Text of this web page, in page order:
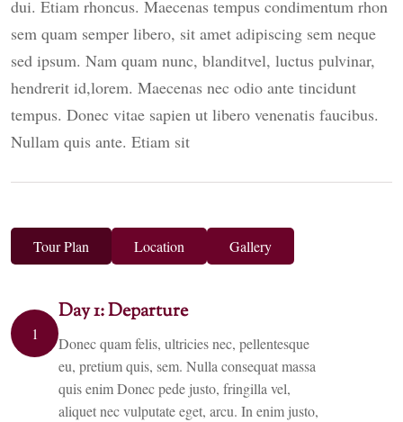
dui. Etiam rhoncus. Maecenas tempus condimentum rhon
sem quam semper libero, sit amet adipiscing sem neque
sed ipsum. Nam quam nunc, blanditvel, luctus pulvinar,
hendrerit id,lorem. Maecenas nec odio ante tincidunt
tempus. Donec vitae sapien ut libero venenatis faucibus.
Nullam quis ante. Etiam sit
Tour Plan Location Gallery
1
Day 1: Departure
Donec quam felis, ultricies nec, pellentesque
eu, pretium quis, sem. Nulla consequat massa
quis enim Donec pede justo, fringilla vel,
aliquet nec vulputate eget, arcu. In enim justo,